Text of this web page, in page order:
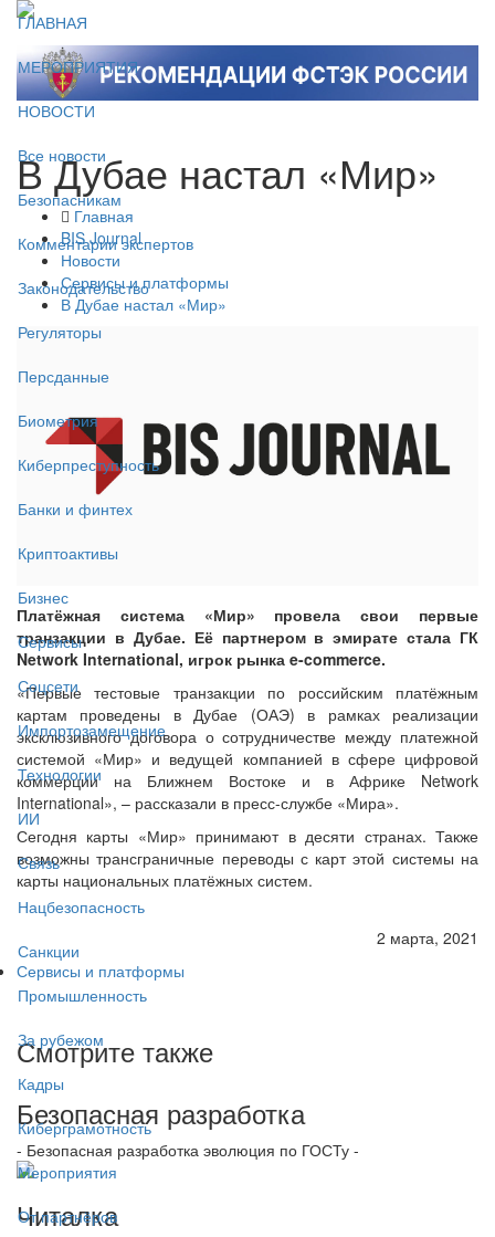
ГЛАВНАЯ
МЕРОПРИЯТИЯ
НОВОСТИ
Все новости
Безопасникам
Комментарии экспертов
Законодательство
Регуляторы
Персданные
Биометрия
Киберпреступность
Банки и финтех
Криптоактивы
Бизнес
Сервисы
Соцсети
Импортозамещение
Технологии
ИИ
Связь
Нацбезопасность
Санкции
Промышленность
За рубежом
Кадры
Киберграмотность
Мероприятия
От партнёров
В Дубае настал «Мир»
Главная
BIS Journal
Новости
Сервисы и платформы
В Дубае настал «Мир»
Платёжная система «Мир» провела свои первые
транзакции в Дубае. Её партнером в эмирате стала ГК
Network International, игрок рынка e-commerce.
«Первые тестовые транзакции по российским платёжным
картам проведены в Дубае (ОАЭ) в рамках реализации
эксклюзивного договора о сотрудничестве между платежной
системой «Мир» и ведущей компанией в сфере цифровой
коммерции на Ближнем Востоке и в Африке Network
International», – рассказали в пресс-службе «Мира».
Сегодня карты «Мир» принимают в десяти странах. Также
возможны трансграничные переводы с карт этой системы на
карты национальных платёжных систем.
2 марта, 2021
Сервисы и платформы
Смотрите также
Безопасная разработка
- Безопасная разработка эволюция по ГОСТу -
Читалка